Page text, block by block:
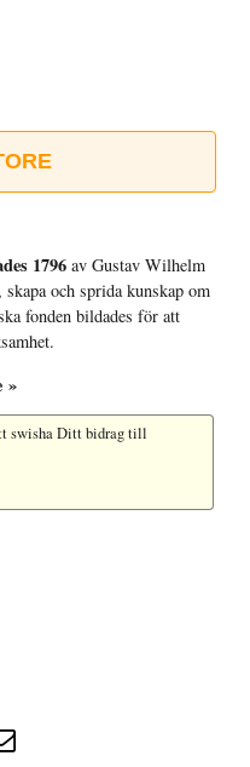
1796 av Gustav Wilhelm
och sprida kunskap om
fonden bildades för att
»
swisha Ditt bidrag till